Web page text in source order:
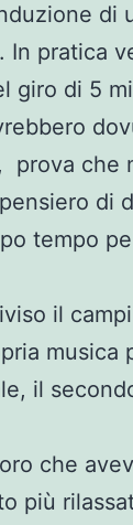
di
In pratica
giro di 5
prova che
di
tempo
il
musica
il
che
più